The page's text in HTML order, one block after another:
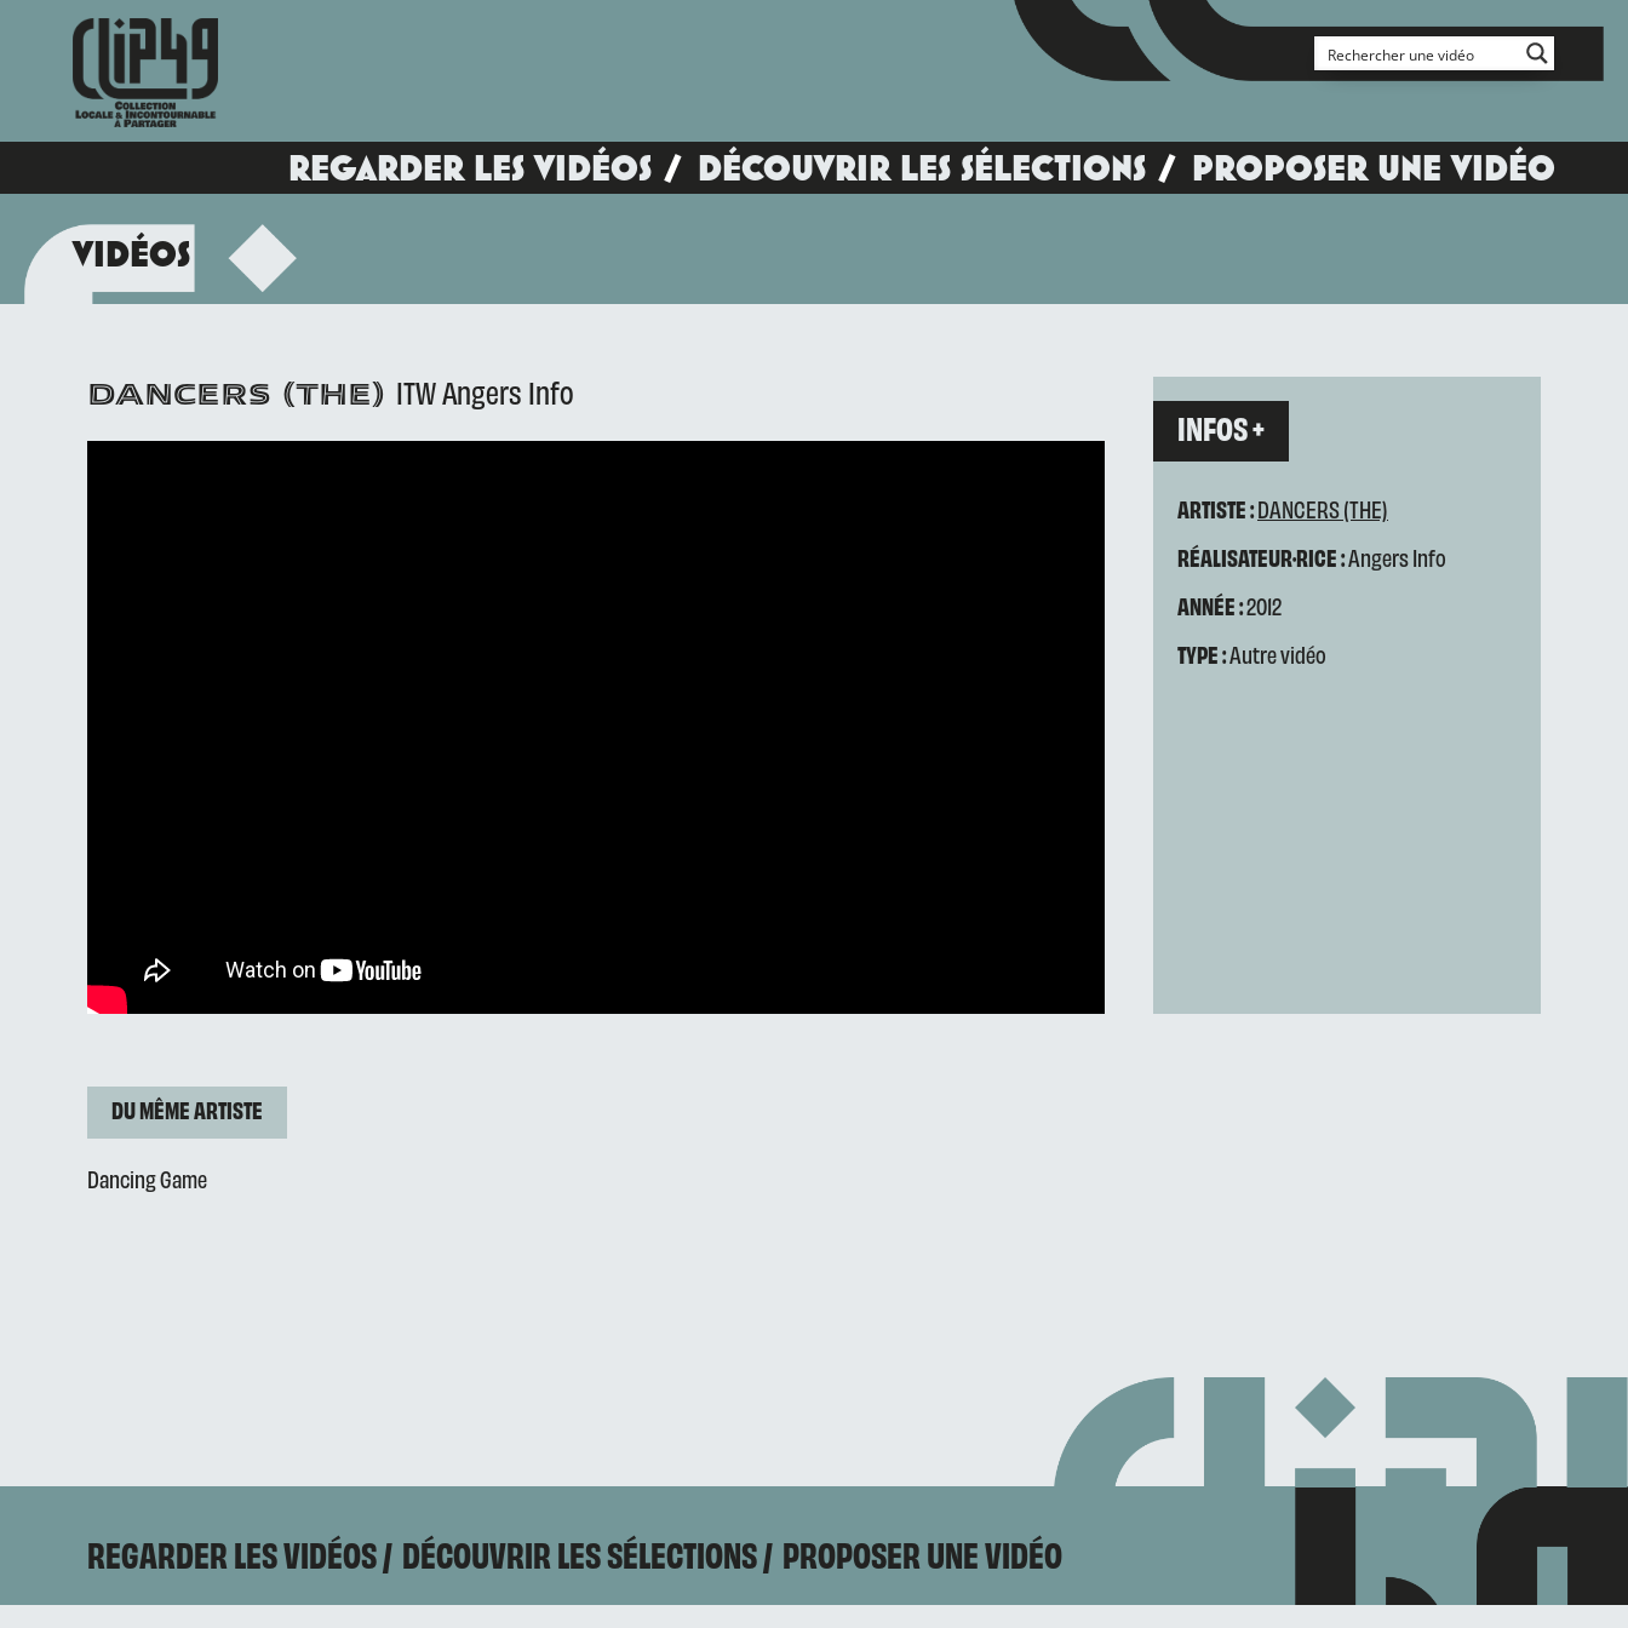
REGARDER LES VIDÉOS DÉCOUVRIR LES SÉLECTIONS PROPOSER UNE VIDÉO
VIDÉOS
DANCERS (THE) ITW Angers Info
INFOS +
ARTISTE :DANCERS (THE)
RÉALISATEUR·RICE :Angers Info
ANNÉE :2012
TYPE :Autre vidéo
DU MÊME ARTISTE
Dancing Game
REGARDER LES VIDÉOS DÉCOUVRIR LES SÉLECTIONS PROPOSER UNE VIDÉO